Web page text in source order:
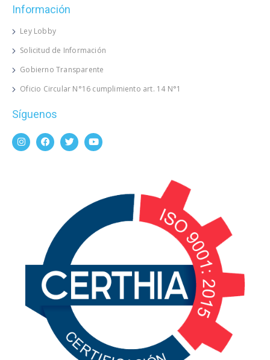
Información
Ley Lobby
Solicitud de Información
Gobierno Transparente
Oficio Circular N°16 cumplimiento art. 14 N°1
Síguenos